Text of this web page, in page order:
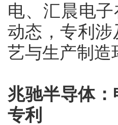
电、汇晨电
动态，专利
艺与生产制造
兆驰半导体
专利